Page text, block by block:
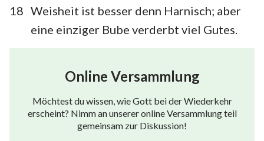
18 Weisheit ist besser denn Harnisch; aber
eine einziger Bube verderbt viel Gutes.
Online Versammlung
Möchtest du wissen, wie Gott bei der Wiederkehr
erscheint? Nimm an unserer online Versammlung teil
gemeinsam zur Diskussion!